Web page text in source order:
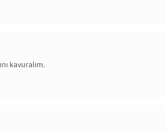
kavuralım.